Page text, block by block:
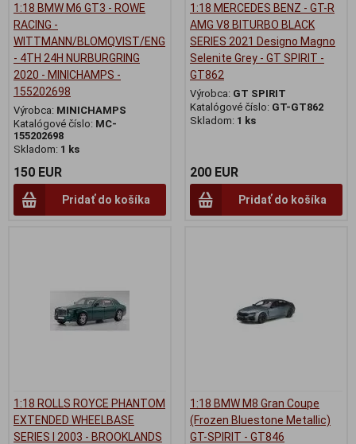
1:18 BMW M6 GT3 - ROWE
RACING -
WITTMANN/BLOMQVIST/ENG
- 4TH 24H NURBURGRING
2020 - MINICHAMPS -
155202698
Výrobca: MINICHAMPS
Katalógové číslo: MC-
155202698
Skladom: 1 ks
150 EUR
Pridať do košíka
1:18 MERCEDES BENZ - GT-R
AMG V8 BITURBO BLACK
SERIES 2021 Designo Magno
Selenite Grey - GT SPIRIT -
GT862
Výrobca: GT SPIRIT
Katalógové číslo: GT-GT862
Skladom: 1 ks
200 EUR
Pridať do košíka
1:18 ROLLS ROYCE PHANTOM
EXTENDED WHEELBASE
SERIES I 2003 - BROOKLANDS
1:18 BMW M8 Gran Coupe
(Frozen Bluestone Metallic)
GT-SPIRIT - GT846